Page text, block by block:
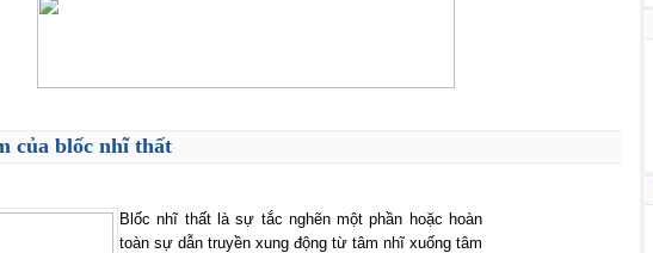
của blốc nhĩ thất
Blốc nhĩ thất là sự tắc nghẽn một phần hoặc hoàn
toàn sự dẫn truyền xung động từ tâm nhĩ xuống tâm